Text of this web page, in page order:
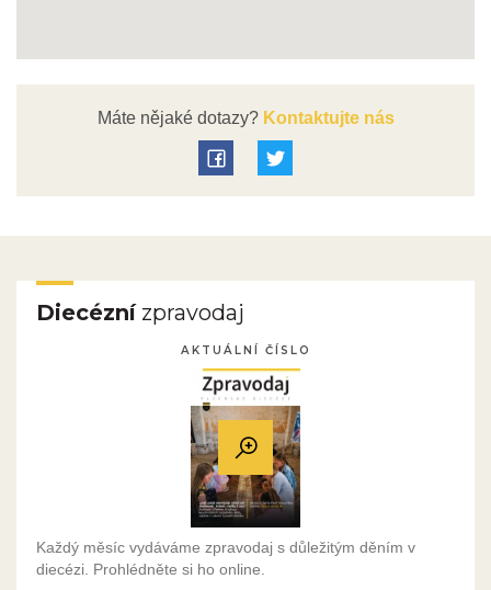
Máte nějaké dotazy?Kontaktujte nás
Diecéznízpravodaj
AKTUÁLNÍ ČÍSLO
Každý měsíc vydáváme zpravodaj s důležitým děním v
diecézi. Prohlédněte si ho online.